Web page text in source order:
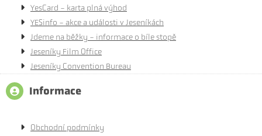
YesCard - karta plná výhod
YESinfo - akce a události v Jeseníkách
Jdeme na běžky - informace o bíle stopě
Jeseníky Film Office
Jeseníky Convention Bureau
Informace
Obchodní podmínky